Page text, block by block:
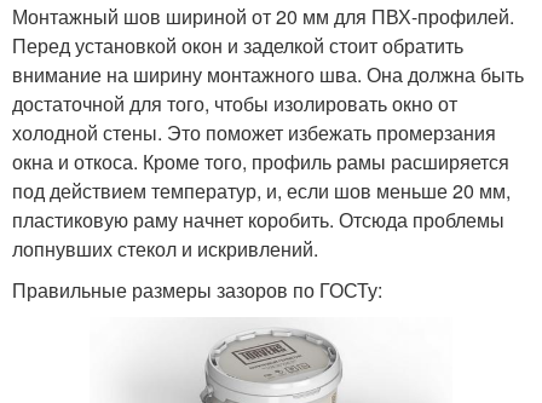
Монтажный шов шириной от 20 мм для ПВХ-профилей.
Перед установкой окон и заделкой стоит обратить
внимание на ширину монтажного шва. Она должна быть
достаточной для того, чтобы изолировать окно от
холодной стены. Это поможет избежать промерзания
окна и откоса. Кроме того, профиль рамы расширяется
под действием температур, и, если шов меньше 20 мм,
пластиковую раму начнет коробить. Отсюда проблемы
лопнувших стекол и искривлений.
Правильные размеры зазоров по ГОСТу: